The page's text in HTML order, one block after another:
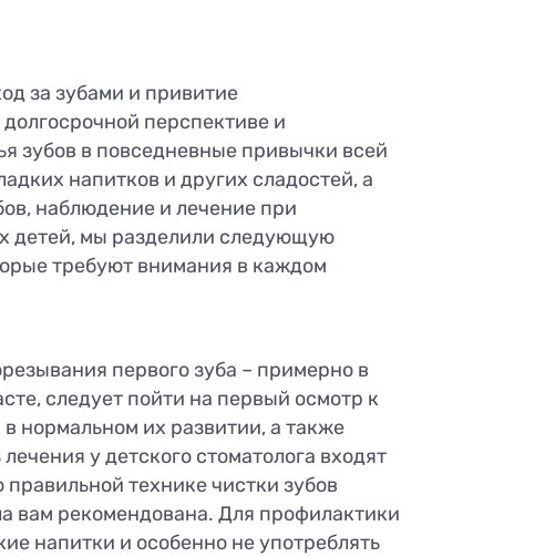
за зубами и привитие
перспективе и
зубов в повседневные привычки всей
напитков и других сладостей, а
наблюдение и лечение при
детей, мы разделили следующую
требуют внимания в каждом
первого зуба – примерно в
следует пойти на первый осмотр к
нормальном их развитии, а также
у детского стоматолога входят
технике чистки зубов
вам рекомендована. Для профилактики
напитки и особенно не употреблять